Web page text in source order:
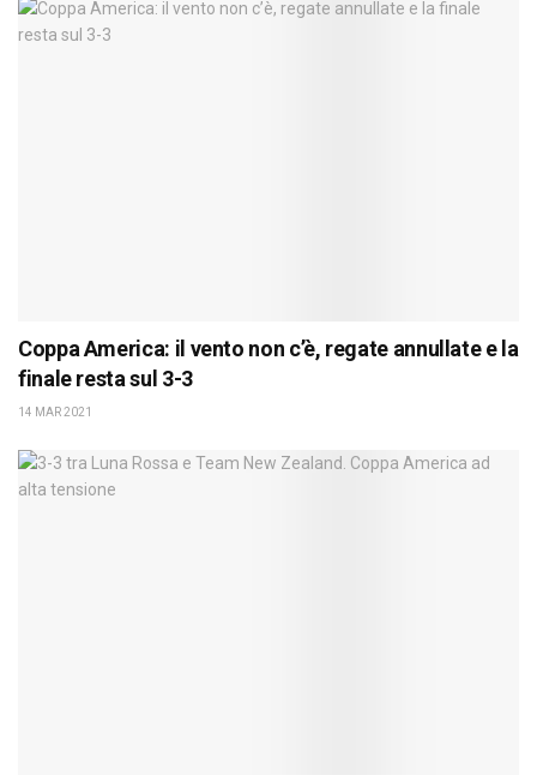
Coppa America: il vento non c’è, regate annullate e la
finale resta sul 3-3
14 MAR 2021